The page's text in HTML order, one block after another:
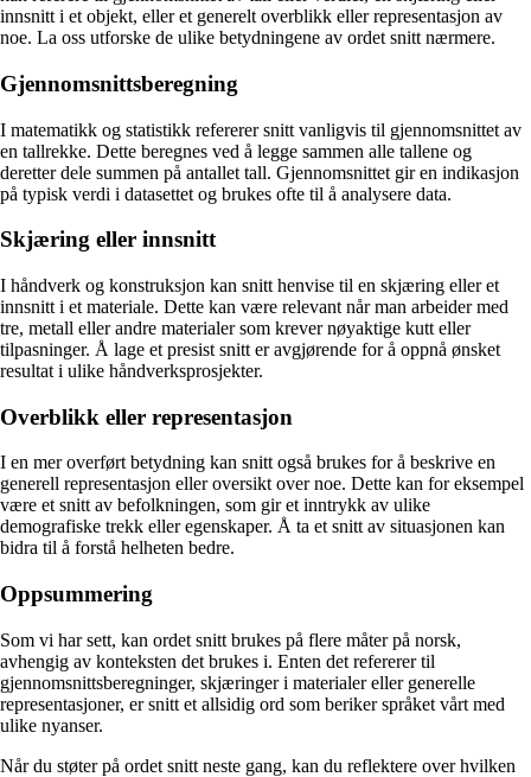
innsnitt i et objekt, eller et generelt overblikk eller representasjon av
noe. La oss utforske de ulike betydningene av ordet snitt nærmere.
Gjennomsnittsberegning
I matematikk og statistikk refererer snitt vanligvis til gjennomsnittet av
en tallrekke. Dette beregnes ved å legge sammen alle tallene og
deretter dele summen på antallet tall. Gjennomsnittet gir en indikasjon
på typisk verdi i datasettet og brukes ofte til å analysere data.
Skjæring eller innsnitt
I håndverk og konstruksjon kan snitt henvise til en skjæring eller et
innsnitt i et materiale. Dette kan være relevant når man arbeider med
tre, metall eller andre materialer som krever nøyaktige kutt eller
tilpasninger. Å lage et presist snitt er avgjørende for å oppnå ønsket
resultat i ulike håndverksprosjekter.
Overblikk eller representasjon
I en mer overført betydning kan snitt også brukes for å beskrive en
generell representasjon eller oversikt over noe. Dette kan for eksempel
være et snitt av befolkningen, som gir et inntrykk av ulike
demografiske trekk eller egenskaper. Å ta et snitt av situasjonen kan
bidra til å forstå helheten bedre.
Oppsummering
Som vi har sett, kan ordet snitt brukes på flere måter på norsk,
avhengig av konteksten det brukes i. Enten det refererer til
gjennomsnittsberegninger, skjæringer i materialer eller generelle
representasjoner, er snitt et allsidig ord som beriker språket vårt med
ulike nyanser.
Når du støter på ordet snitt neste gang, kan du reflektere over hvilken